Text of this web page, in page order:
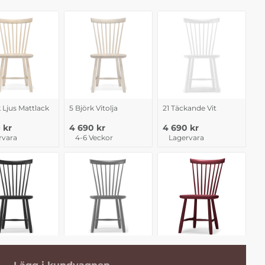
Ljus Mattlack
kr
5 Björk Vitolja
4 690 kr
4-6 Veckor
21 Täckande Vit
4 690 kr
Lagervara